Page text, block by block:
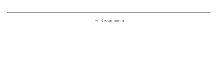
- Et Recomanem -